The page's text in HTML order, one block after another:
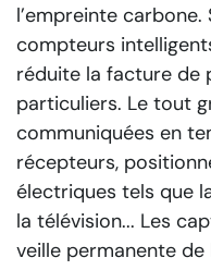
l’empreinte
compteurs
réduite la facture de
particuliers. Le tout
communiquées en
récepteurs,
électriques tels que
la télévision... Les
veille permanente